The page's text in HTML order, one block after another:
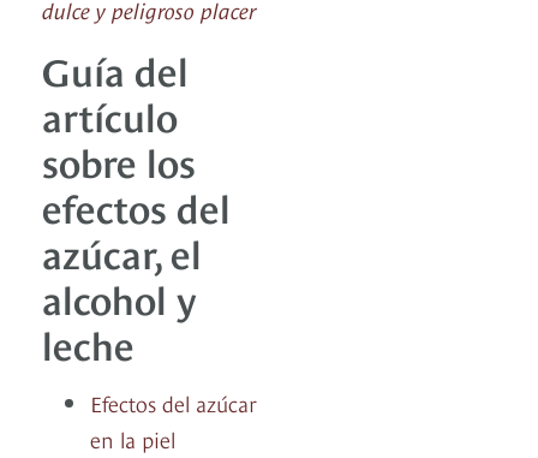
dulce y peligroso placer
Guía del
artículo
sobre los
efectos del
azúcar, el
alcohol y
leche
Efectos del azúcar
en la piel